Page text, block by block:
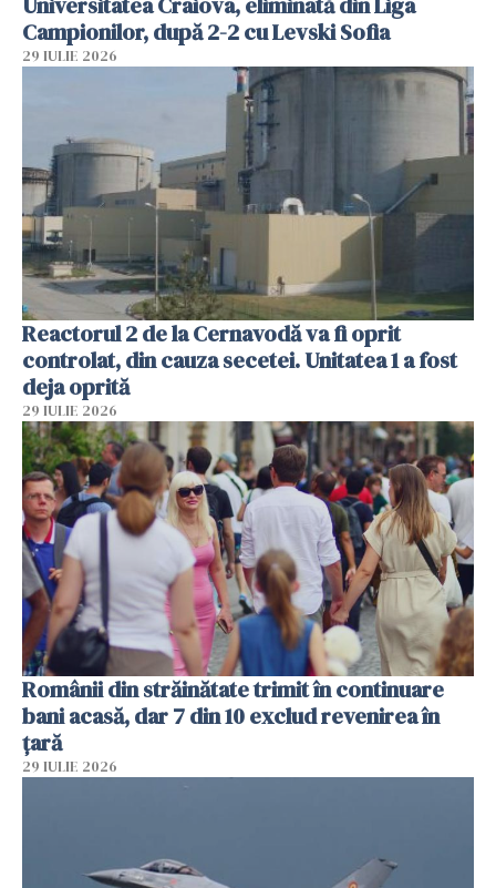
Campionilor, după 2-2 cu Levski Sofia
29 IULIE 2026
Reactorul 2 de la Cernavodă va fi oprit
controlat, din cauza secetei. Unitatea 1 a fost
deja oprită
29 IULIE 2026
Românii din străinătate trimit în continuare
bani acasă, dar 7 din 10 exclud revenirea în
țară
29 IULIE 2026